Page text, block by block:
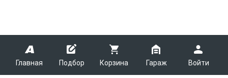
Главная Подбор Корзина Гараж Войти